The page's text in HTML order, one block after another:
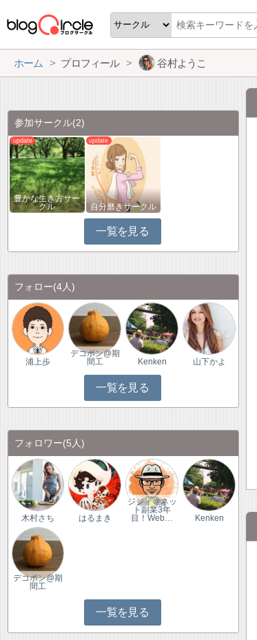
ホーム プロフィール 谷村ようこ
参加サークル(2)
豊かな生き方サー
クル
自分磨きサークル
一覧を見る
フォロー(4人)
浦上歩
デコポン@期
間工
Kenken 山下かよ
一覧を見る
フォロワー(5人)
木村さち はるまき
ジジィ＠ネッ
ト副業3年
目！Web…
Kenken
デコポン@期
間工
一覧を見る